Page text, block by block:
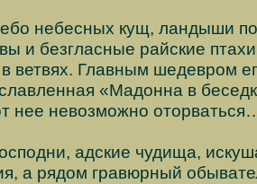
небесных кущ, ландыши
и безгласные райские
ветвях. Главным шедевром
«Мадонна в
нее невозможно
адские чудища,
а рядом гравюрный